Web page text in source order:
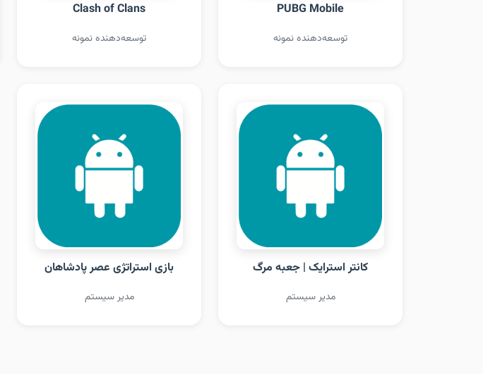
PUBG Mobile
توسعه‌دهنده نمونه
Clash of Clans
توسعه‌دهنده نمونه
کانتر استرایک | جعبه مرگ
مدیر سیستم
بازی استراتژی عصر پادشاهان
مدیر سیستم